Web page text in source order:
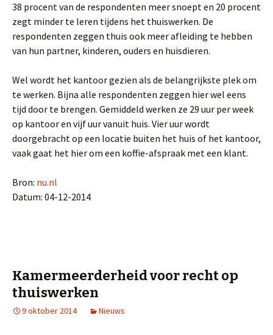
38 procent van de respondenten meer snoept en 20 procent
zegt minder te leren tijdens het thuiswerken. De
respondenten zeggen thuis ook meer afleiding te hebben
van hun partner, kinderen, ouders en huisdieren.
Wel wordt het kantoor gezien als de belangrijkste plek om
te werken. Bijna alle respondenten zeggen hier wel eens
tijd door te brengen. Gemiddeld werken ze 29 uur per week
op kantoor en vijf uur vanuit huis. Vier uur wordt
doorgebracht op een locatie buiten het huis of het kantoor,
vaak gaat het hier om een koffie-afspraak met een klant.
Bron: nu.nl
Datum: 04-12-2014
Kamermeerderheid voor recht op
thuiswerken
9 oktober 2014 Nieuws